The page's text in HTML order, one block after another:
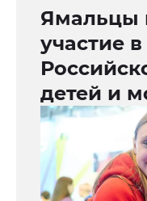
Ямальцы
участие
детей и